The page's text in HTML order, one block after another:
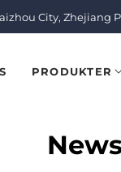
City, Zhejiang
PRODUKTER